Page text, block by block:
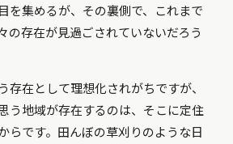
を集めるが、その裏側で、これまで
の存在が見過ごされていないだろう
存在として理想化されがちですが、
う地域が存在するのは、そこに定住
らです。田んぼの草刈りのような日